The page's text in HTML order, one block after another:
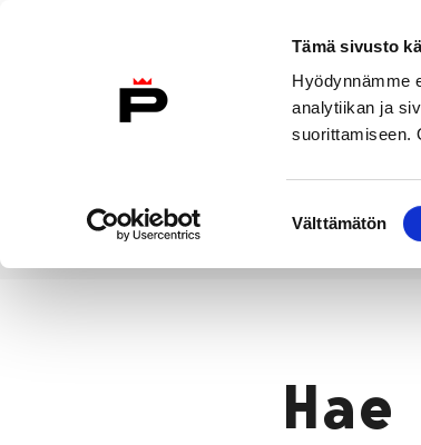
Tämä sivusto
Hyödynnämme
analytiikan ja
suorittamiseen.
valinta
Välttämätön
Etusivulle
Etusivu
Hae